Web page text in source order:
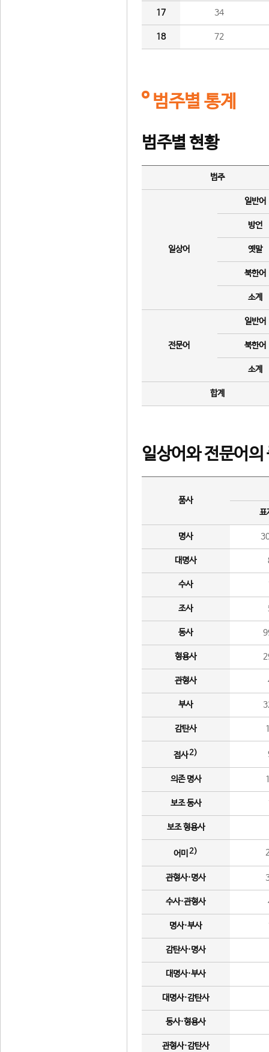
17 34
18 72
범주별 통계
범주별 현황
범주
일상어
일반어
방언
옛말
북한어
소계
전문어
일반어
북한어
소계
합계
일상어와 전문어의
품사
표
명사
대명사
수사
조사
동사
형용사
관형사
부사
감탄사
접사2)
의존 명사
보조 동사
보조 형용사
어미 2)
관형사·명사
수사·관형사
명사·부사
감탄사·명사
대명사·부사
대명사·감탄사
동사·형용사
관형사·감탄사